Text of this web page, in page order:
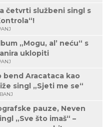
četvrti službeni singl s
„Mogu, al’ neću“ s
uklopiti
bend Aracataca kao
singl „Sjeti me se“
pauze, Neven
„Sve što imaš“ –